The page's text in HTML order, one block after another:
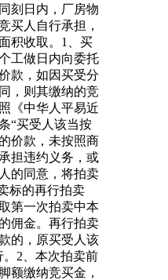
刻日内，厂房物
买人自行承担，
积收取。1、买
工做日内向委托
款，如因买受分
，则其缴纳的竞
《中华人平易近
“买受人该当按
价款，未按照商
担违约义务，或
的同意，将拍卖
标的再行拍卖
第一次拍卖中本
佣金。再行拍卖
的，原买受人该
。2、本次拍卖前
额缴纳竞买金，